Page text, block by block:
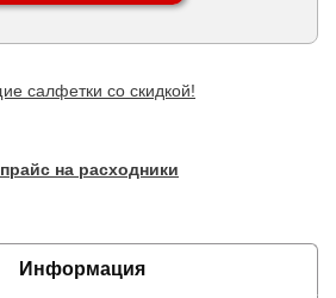
салфетки со скидкой!
на расходники
Информация